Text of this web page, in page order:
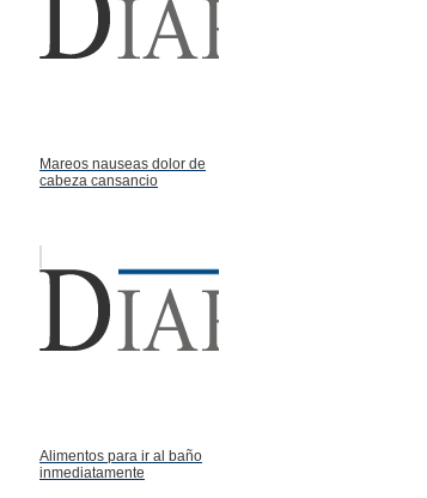
Mareos nauseas dolor de
cabeza cansancio
Alimentos para ir al baño
inmediatamente